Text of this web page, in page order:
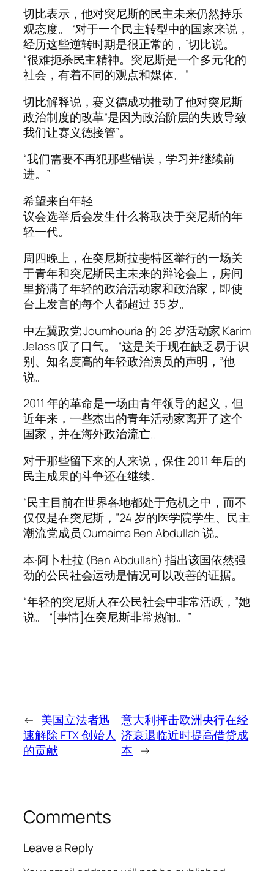
切比表示，他对突尼斯的民主未来仍然持乐
观态度。 “对于一个民主转型中的国家来说，
经历这些逆转时期是很正常的，”切比说。
“很难扼杀民主精神。突尼斯是一个多元化的
社会，有着不同的观点和媒体。”
切比解释说，赛义德成功推动了他对突尼斯
政治制度的改革“是因为政治阶层的失败导致
我们让赛义德接管”。
“我们需要不再犯那些错误，学习并继续前
进。”
希望来自年轻
议会选举后会发生什么将取决于突尼斯的年
轻一代。
周四晚上，在突尼斯拉斐特区举行的一场关
于青年和突尼斯民主未来的辩论会上，房间
里挤满了年轻的政治活动家和政治家，即使
台上发言的每个人都超过 35 岁。
中左翼政党 Joumhouria 的 26 岁活动家 Karim
Jelass 叹了口气。 “这是关于现在缺乏易于识
别、知名度高的年轻政治演员的声明，”他
说。
2011 年的革命是一场由青年领导的起义，但
近年来，一些杰出的青年活动家离开了这个
国家，并在海外政治流亡。
对于那些留下来的人来说，保住 2011 年后的
民主成果的斗争还在继续。
“民主目前在世界各地都处于危机之中，而不
仅仅是在突尼斯，”24 岁的医学院学生、民主
潮流党成员 Oumaima Ben Abdullah 说。
本·阿卜杜拉 (Ben Abdullah) 指出该国依然强
劲的公民社会运动是情况可以改善的证据。
“年轻的突尼斯人在公民社会中非常活跃，”她
说。 “[事情]在突尼斯非常热闹。”
← 美国立法者迅
速解除 FTX 创始人
的贡献
意大利抨击欧洲央行在经
济衰退临近时提高借贷成
本 →
Comments
Leave a Reply